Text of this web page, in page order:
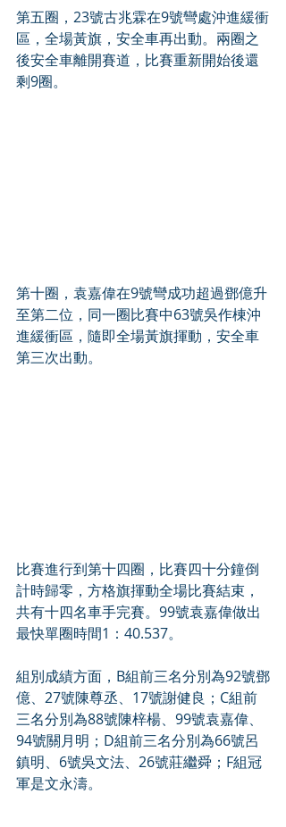
第五圈，23號古兆霖在9號彎處沖進緩衝
區，全場黃旗，安全車再出動。兩圈之
後安全車離開賽道，比賽重新開始後還
剩9圈。
第十圈，袁嘉偉在9號彎成功超過鄧億升
至第二位，同一圈比賽中63號吳作棟沖
進緩衝區，隨即全場黃旗揮動，安全車
第三次出動。
比賽進行到第十四圈，比賽四十分鐘倒
計時歸零，方格旗揮動全場比賽結束，
共有十四名車手完賽。99號袁嘉偉做出
最快單圈時間1：40.537。
組別成績方面，B組前三名分別為92號鄧
億、27號陳尊丞、17號謝健良；C組前
三名分別為88號陳梓楊、99號袁嘉偉、
94號關月明；D組前三名分別為66號呂
鎮明、6號吳文法、26號莊繼舜；F組冠
軍是文永濤。